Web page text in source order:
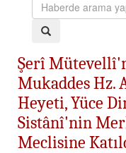
Şerî
Mukaddes Hz.
Heyeti, Yüce
Sistânî'nin
Meclisine